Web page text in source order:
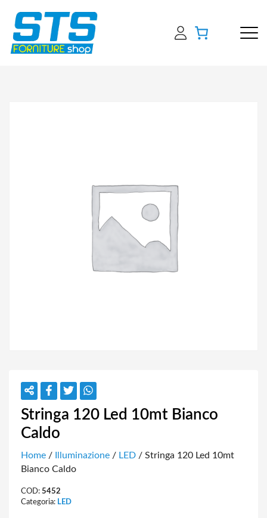
Stringa 120 Led 10mt Bianco
Caldo
Home / Illuminazione / LED / Stringa 120 Led 10mt
Bianco Caldo
COD: 5452
Categoria: LED